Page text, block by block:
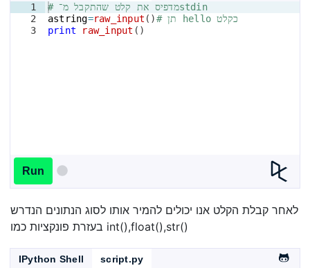
1
2
3
# מדפיס את קלט שהתקבל מ־stdin
astring=raw_input ( )
# תן hello כקלט
print
raw_input ( )
Run
לאחר קבלת הקלט אנו יכולים להמיר אותו לסוג הנתונים הנדרש
בעזרת פונקציות כמו int(),float(),str()
IPython Shell
script.py